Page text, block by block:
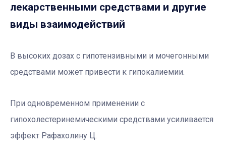
лекарственными средствами и другие
виды взаимодействий
В высоких дозах с гипотензивными и мочегонными
средствами может привести к гипокалиемии.
При одновременном применении с
гипохолестеринемическими средствами усиливается
эффект Рафахолину Ц.